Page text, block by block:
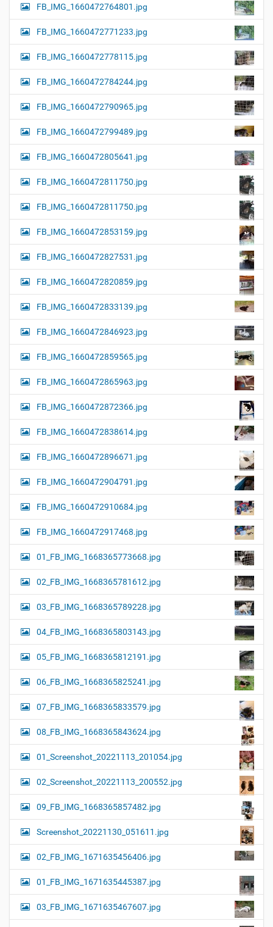
FB_IMG_1660472764801.jpg
FB_IMG_1660472771233.jpg
FB_IMG_1660472778115.jpg
FB_IMG_1660472784244.jpg
FB_IMG_1660472790965.jpg
FB_IMG_1660472799489.jpg
FB_IMG_1660472805641.jpg
FB_IMG_1660472811750.jpg
FB_IMG_1660472811750.jpg
FB_IMG_1660472853159.jpg
FB_IMG_1660472827531.jpg
FB_IMG_1660472820859.jpg
FB_IMG_1660472833139.jpg
FB_IMG_1660472846923.jpg
FB_IMG_1660472859565.jpg
FB_IMG_1660472865963.jpg
FB_IMG_1660472872366.jpg
FB_IMG_1660472838614.jpg
FB_IMG_1660472896671.jpg
FB_IMG_1660472904791.jpg
FB_IMG_1660472910684.jpg
FB_IMG_1660472917468.jpg
01_FB_IMG_1668365773668.jpg
02_FB_IMG_1668365781612.jpg
03_FB_IMG_1668365789228.jpg
04_FB_IMG_1668365803143.jpg
05_FB_IMG_1668365812191.jpg
06_FB_IMG_1668365825241.jpg
07_FB_IMG_1668365833579.jpg
08_FB_IMG_1668365843624.jpg
01_Screenshot_20221113_201054.jpg
02_Screenshot_20221113_200552.jpg
09_FB_IMG_1668365857482.jpg
Screenshot_20221130_051611.jpg
02_FB_IMG_1671635456406.jpg
01_FB_IMG_1671635445387.jpg
03_FB_IMG_1671635467607.jpg